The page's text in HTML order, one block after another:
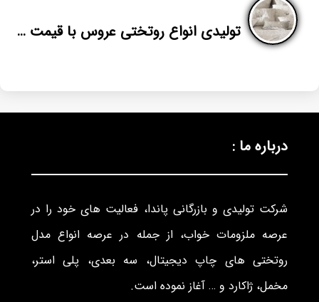
تولیدی انواع روتختی عروس با قیمت بی واسطه
درباره ما :
شرکت تولیدی و بازرگانی پاندا، فعالیت های خود را در
عرصه ملزومات خواب، از جمله در عرصه انواع مدل
روتختی های چاپ دیجیتال، سه بعدی، پلی استر،
مخمل، ژاکارد و … آغاز نموده است.